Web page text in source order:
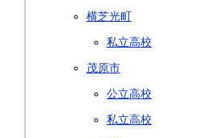
横芝光町
私立高校
茂原市
公立高校
私立高校